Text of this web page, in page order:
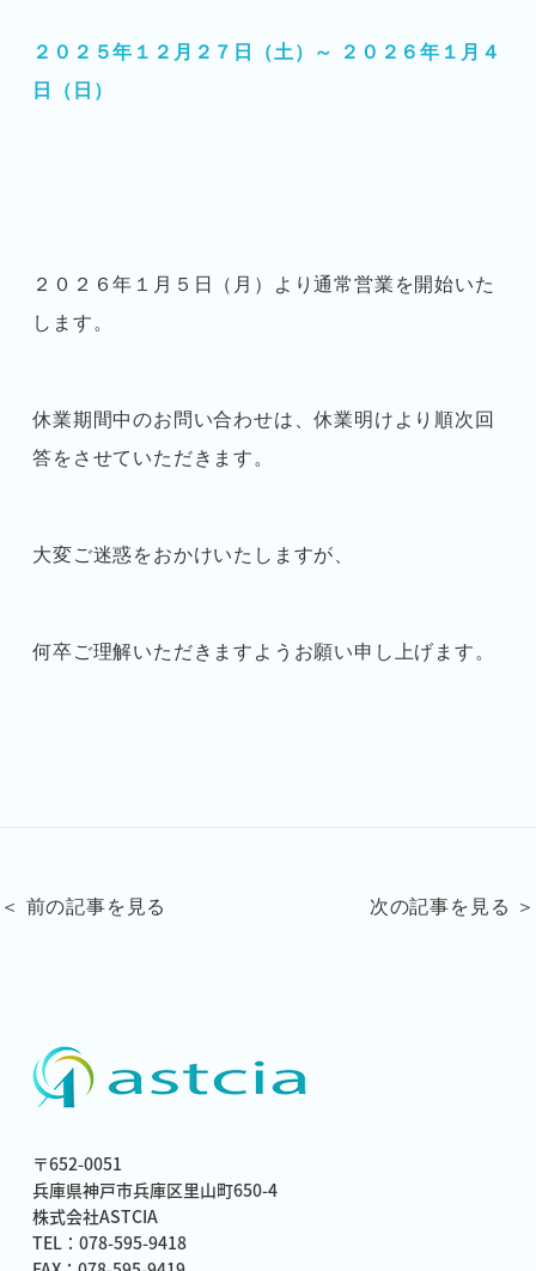
２０２５年１２月２７日（土）～ ２０２６年１月４
日（日）
２０２６年１月５日（月）より通常営業を開始いた
します。
休業期間中のお問い合わせは、休業明けより順次回
答をさせていただきます。
大変ご迷惑をおかけいたしますが、
何卒ご理解いただきますようお願い申し上げます。
＜ 前の記事を見る 次の記事を見る ＞
〒652-0051
兵庫県神戸市兵庫区里山町650-4
株式会社ASTCIA
TEL：078-595-9418